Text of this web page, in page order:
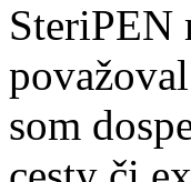
SteriPEN
som